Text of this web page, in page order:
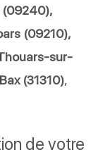
(09240),
(09210),
sur-
(31310),
de votre